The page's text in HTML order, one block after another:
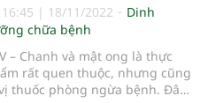
16:45 | 18/11/2022
Dinh
chữa bệnh
– Chanh và mật ong là thực
rất quen thuộc, nhưng cũng
thuốc phòng ngừa bệnh. Đây